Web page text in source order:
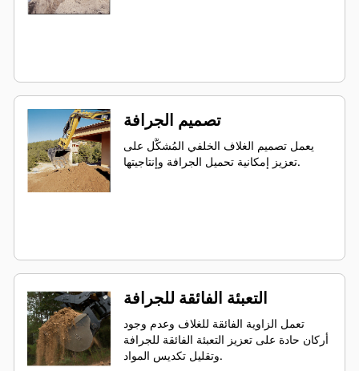
تصميم الجرافة
يعمل تصميم الغلاف الخلفي المُشكَّل على
تعزيز إمكانية تحميل الجرافة وإنتاجيتها.
التعبئة الفائقة للجرافة
تعمل الزاوية الفائقة للغلاف وعدم وجود
أركان حادة على تعزيز التعبئة الفائقة للجرافة
وتقليل تكديس المواد.